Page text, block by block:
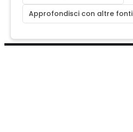
Approfondisci con altre fonti